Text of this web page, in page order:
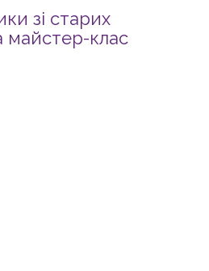
зі старих
майстер-клас